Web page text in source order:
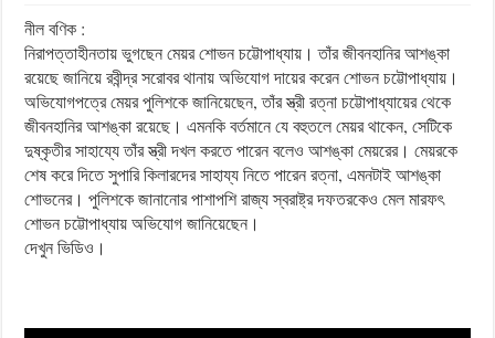
নীল বণিক :
নিরাপত্তাহীনতায় ভুগছেন মেয়র শোভন চট্টোপাধ্যায়। তাঁর জীবনহানির আশঙ্কা
রয়েছে জানিয়ে রবীন্দ্র সরোবর থানায় অভিযোগ দায়ের করেন শোভন চট্টোপাধ্যায়।
অভিযোগপত্রে মেয়র পুলিশকে জানিয়েছেন, তাঁর স্ত্রী রত্না চট্টোপাধ্যায়ের থেকে
জীবনহানির আশঙ্কা রয়েছে। এমনকি বর্তমানে যে বহুতলে মেয়র থাকেন, সেটিকে
দুষ্কৃতীর সাহায্যে তাঁর স্ত্রী দখল করতে পারেন বলেও আশঙ্কা মেয়রের। মেয়রকে
শেষ করে দিতে সুপারি কিলারদের সাহায্য নিতে পারেন রত্না, এমনটাই আশঙ্কা
শোভনের। পুলিশকে জানানোর পাশাপশি রাজ্য স্বরাষ্ট্র দফতরকেও মেল মারফৎ
শোভন চট্টোপাধ্যায় অভিযোগ জানিয়েছেন।
দেখুন ভিডিও।